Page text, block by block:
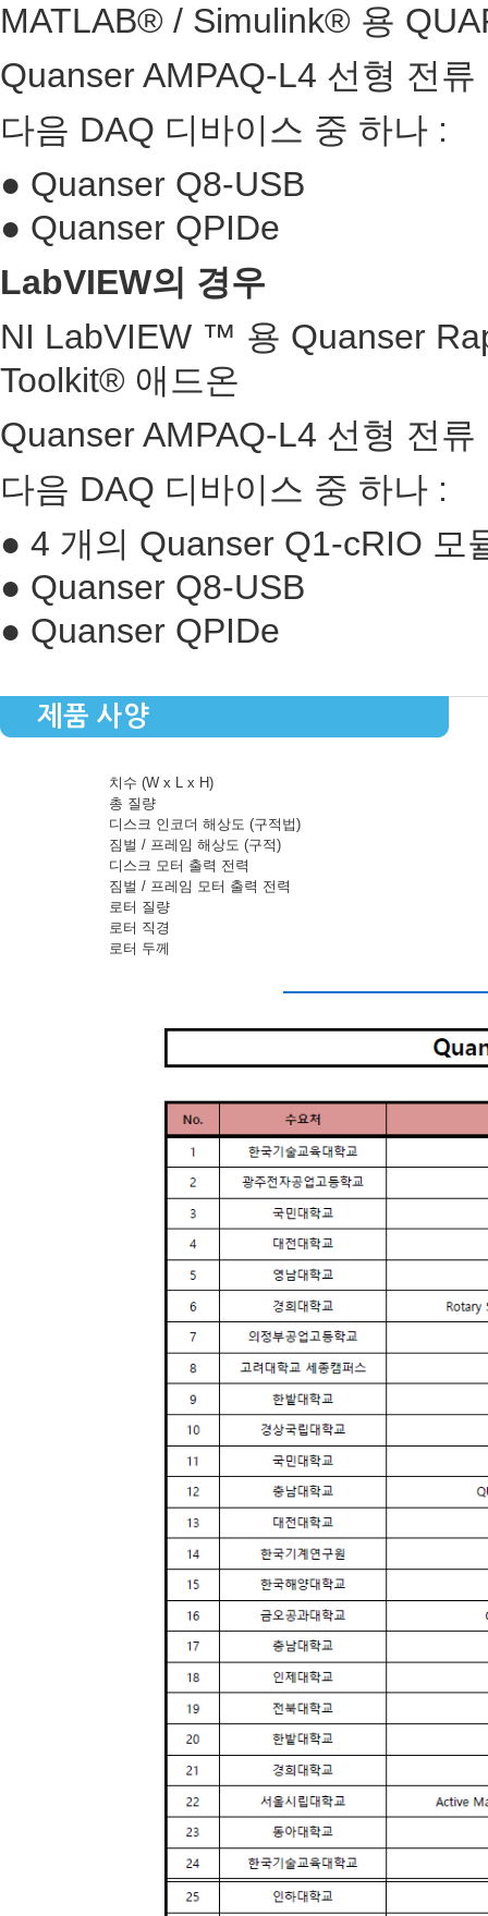
MATLAB® / Simulink® 용
Quanser AMPAQ-L4 선형 전류
다음 DAQ 디바이스 중 하나 :
● Quanser Q8-USB
● Quanser QPIDe
LabVIEW의 경우
NI LabVIEW ™ 용 Quanser
Toolkit® 애드온
Quanser AMPAQ-L4 선형 전류
다음 DAQ 디바이스 중 하나 :
● 4 개의 Quanser Q1-cRIO 모
● Quanser Q8-USB
● Quanser QPIDe
제품 사양
치수 (W x L x H)
총 질량
디스크 인코더 해상도 (구적법)
짐벌 / 프레임 해상도 (구적)
디스크 모터 출력 전력
짐벌 / 프레임 모터 출력 전력
로터 질량
로터 직경
로터 두께